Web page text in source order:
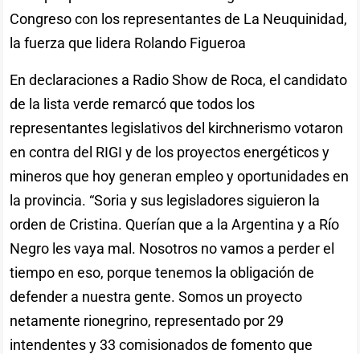
Congreso con los representantes de La Neuquinidad,
la fuerza que lidera Rolando Figueroa
En declaraciones a Radio Show de Roca, el candidato
de la lista verde remarcó que todos los
representantes legislativos del kirchnerismo votaron
en contra del RIGI y de los proyectos energéticos y
mineros que hoy generan empleo y oportunidades en
la provincia. “Soria y sus legisladores siguieron la
orden de Cristina. Querían que a la Argentina y a Río
Negro les vaya mal. Nosotros no vamos a perder el
tiempo en eso, porque tenemos la obligación de
defender a nuestra gente. Somos un proyecto
netamente rionegrino, representado por 29
intendentes y 33 comisionados de fomento que